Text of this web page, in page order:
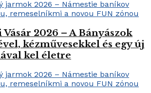
Vásár 2026 – A Bányászok
kézművesekkel és egy új
kel életre